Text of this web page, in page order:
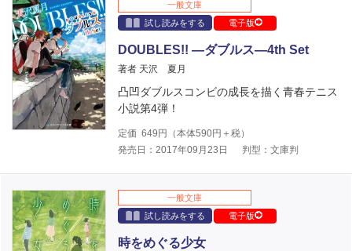
一般文庫
試し読みをする
電子版
DOUBLES!! ―ダブルス―4th Set
著者 天沢 夏月
凸凹ダブルスコンビの成長を描く青春テニス
小説第4弾！
定価 649 円（本体590円＋税）
発売日：2017年09月23日
判型：文庫判
一般文庫
試し読みをする
電子版
時をめぐる少女